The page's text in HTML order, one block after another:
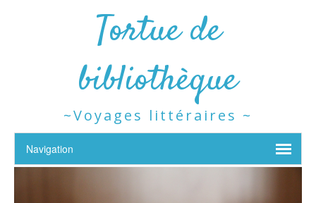
Tortue de
bibliothèque
~Voyages littéraires ~